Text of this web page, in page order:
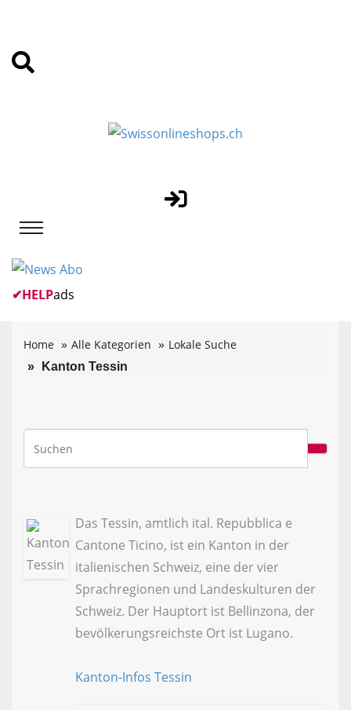
✔HELPads
Home Alle Kategorien Lokale Suche
Kanton Tessin
Das Tessin, amtlich ital. Repubblica e
Cantone Ticino, ist ein Kanton in der
italienischen Schweiz, eine der vier
Sprachregionen und Landeskulturen der
Schweiz. Der Hauptort ist Bellinzona, der
bevölkerungsreichste Ort ist Lugano.
Kanton-Infos Tessin